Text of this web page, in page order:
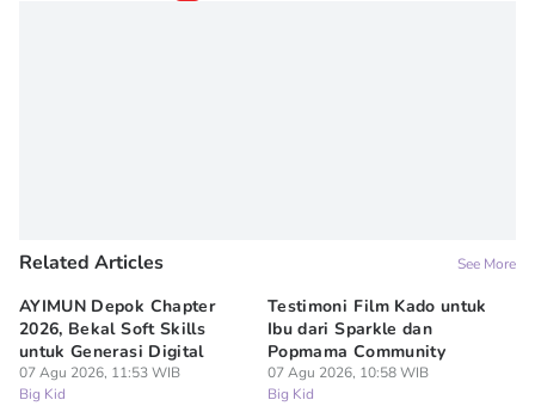
Related Articles See More
AYIMUN Depok Chapter
2026, Bekal Soft Skills
untuk Generasi Digital
07 Agu 2026, 11:53 WIB
Big Kid
Testimoni Film Kado untuk
Ibu dari Sparkle dan
Popmama Community
07 Agu 2026, 10:58 WIB
Big Kid